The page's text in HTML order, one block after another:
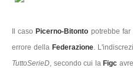
Il caso Picerno-Bitonto potrebbe
errore della Federazione.
TuttoSerieD, secondo cui la Figc